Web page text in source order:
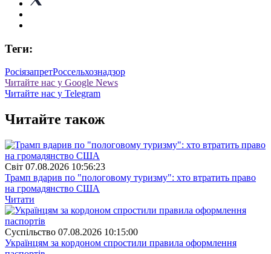
Теги:
РосіязапретРоссельхознадзор
Читайте нас у Google News
Читайте нас у Telegram
Читайте також
Свiт 07.08.2026 10:56:23
Трамп вдарив по "пологовому туризму": хто втратить право
на громадянство США
Читати
Суспiльство 07.08.2026 10:15:00
Українцям за кордоном спростили правила оформлення